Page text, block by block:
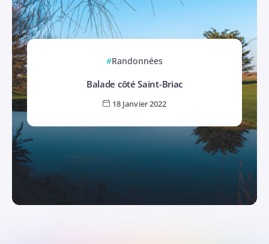
Randonnées
Balade côté Saint-Briac
18 Janvier 2022